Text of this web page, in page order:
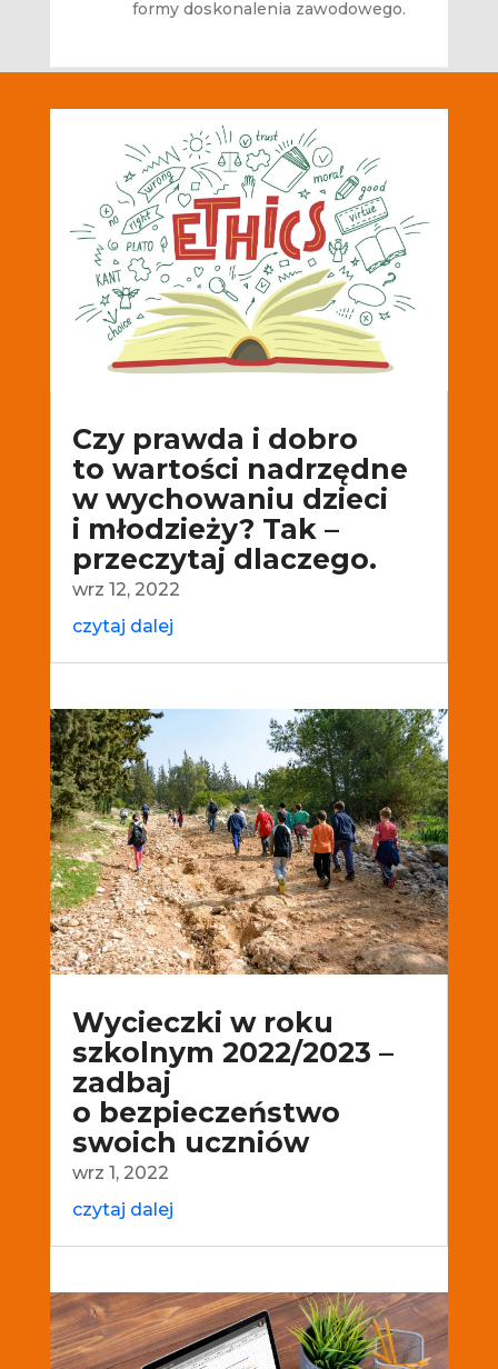
formy doskonalenia zawodowego.
Czy prawda i dobro
to wartości nadrzędne
w wychowaniu dzieci
i młodzieży? Tak –
przeczytaj dlaczego.
wrz 12, 2022
czytaj dalej
Wycieczki w roku
szkolnym 2022/2023 –
zadbaj
o bezpieczeństwo
swoich uczniów
wrz 1, 2022
czytaj dalej